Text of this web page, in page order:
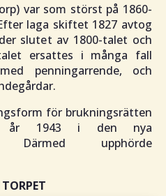
var som störst på 1860-
laga skiftet 1827 avtog
slutet av 1800-talet och
ersattes i många fall
penningarrende, och
för brukningsrätten
år 1943 i den nya
Därmed upphörde
TORPET